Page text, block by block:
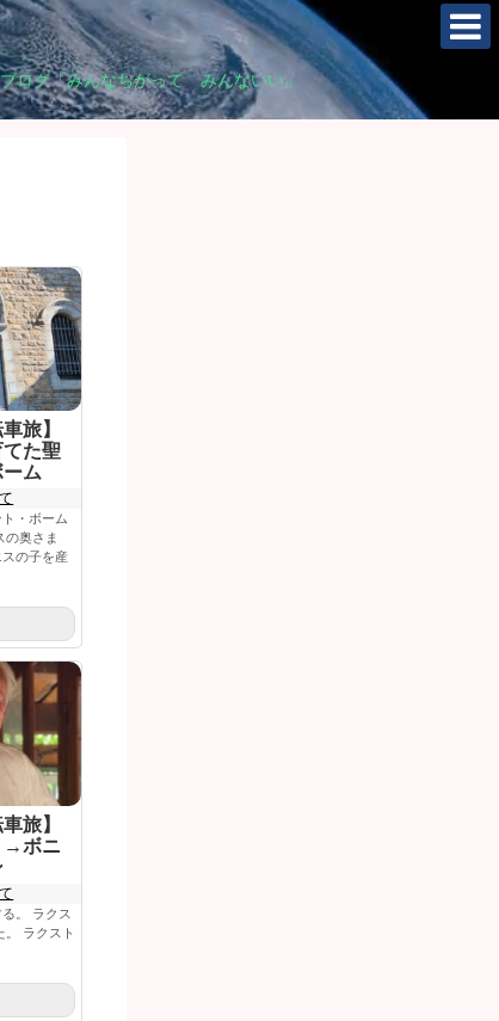
ログ「みんなちがって みんないい」
旅】
た聖
ム
・ボーム
の奥さま
スの子を産
旅】
→ボニ
。 ラクス
。 ラクスト